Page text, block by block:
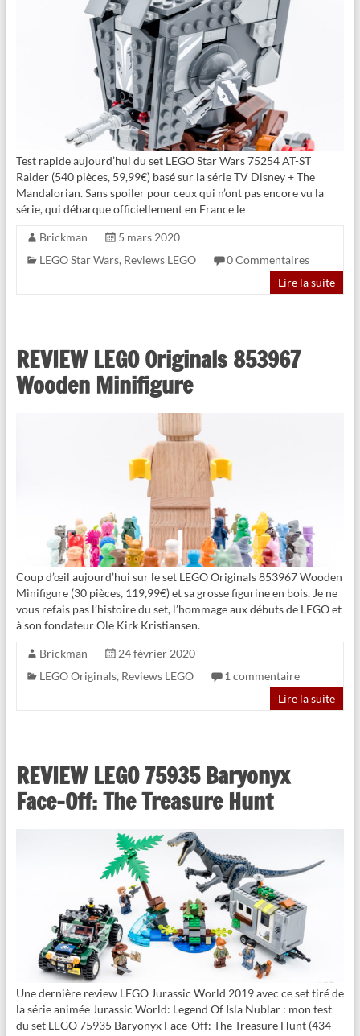
Test rapide aujourd’hui du set LEGO Star Wars 75254 AT-ST
Raider (540 pièces, 59,99€) basé sur la série TV Disney + The
Mandalorian. Sans spoiler pour ceux qui n’ont pas encore vu la
série, qui débarque officiellement en France le
Brickman
5 mars 2020
LEGO Star Wars, Reviews LEGO
0 Commentaires
Lire la suite
REVIEW LEGO Originals 853967
Wooden Minifigure
Coup d’œil aujourd’hui sur le set LEGO Originals 853967 Wooden
Minifigure (30 pièces, 119,99€) et sa grosse figurine en bois. Je ne
vous refais pas l’histoire du set, l’hommage aux débuts de LEGO et
à son fondateur Ole Kirk Kristiansen.
Brickman
24 février 2020
LEGO Originals, Reviews LEGO
1 commentaire
Lire la suite
REVIEW LEGO 75935 Baryonyx
Face-Off: The Treasure Hunt
Une dernière review LEGO Jurassic World 2019 avec ce set tiré de
la série animée Jurassic World: Legend Of Isla Nublar : mon test
du set LEGO 75935 Baryonyx Face-Off: The Treasure Hunt (434